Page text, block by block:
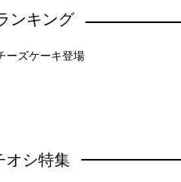
ンキング
ーズケーキ登場
オシ特集